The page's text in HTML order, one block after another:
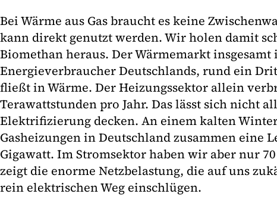
Bei Wärme aus Gas braucht es keine
kann direkt genutzt werden. Wir holen damit
Biomethan heraus. Der Wärmemarkt
Energieverbraucher Deutschlands, rund ein
fließt in Wärme. Der Heizungssektor allein
Terawattstunden pro Jahr. Das lässt sich nicht
Elektrifizierung decken. An einem kalten
Gasheizungen in Deutschland zusammen eine
Gigawatt. Im Stromsektor haben wir aber nur
zeigt die enorme Netzbelastung, die auf uns
rein elektrischen Weg einschlügen.